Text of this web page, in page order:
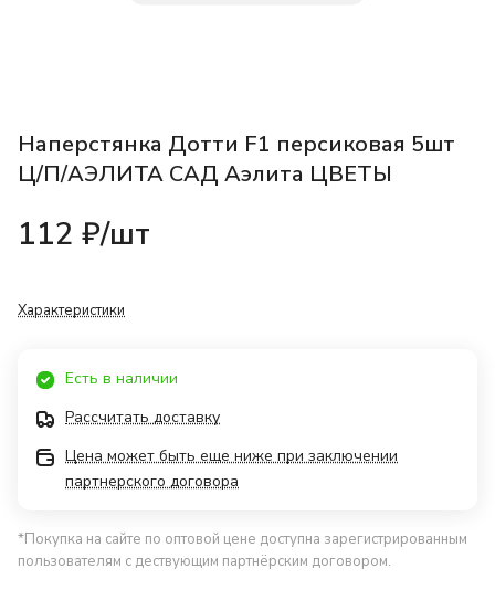
Наперстянка Дотти F1 персиковая 5шт
Ц/П/АЭЛИТА САД Аэлита ЦВЕТЫ
112 ₽/шт
Характеристики
Есть в наличии
Рассчитать доставку
Цена может быть еще ниже при заключении
партнерского договора
*Покупка на сайте по оптовой цене доступна зарегистрированным
пользователям с дествующим партнёрским договором.